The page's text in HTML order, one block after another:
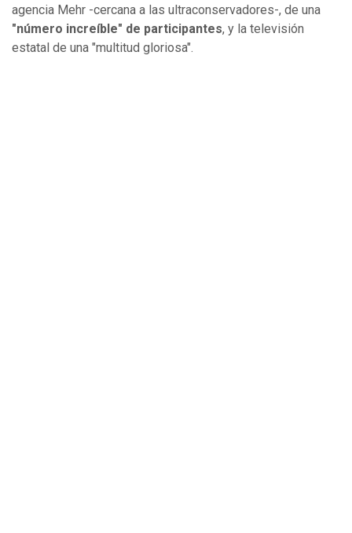
agencia Mehr -cercana a las ultraconservadores-, de una
"número increíble" de participantes, y la televisión
estatal de una "multitud gloriosa".